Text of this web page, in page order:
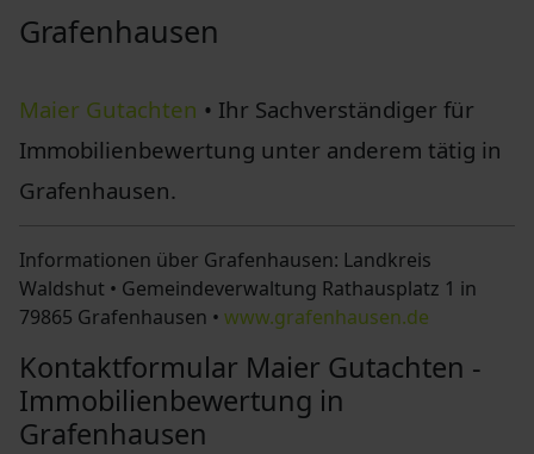
Grafenhausen
Maier Gutachten • Ihr Sachverständiger für
Immobilienbewertung unter anderem tätig in
Grafenhausen.
Informationen über Grafenhausen: Landkreis
Waldshut • Gemeindeverwaltung Rathausplatz 1 in
79865 Grafenhausen •www.grafenhausen.de
Kontaktformular Maier Gutachten -
Immobilienbewertung in
Grafenhausen